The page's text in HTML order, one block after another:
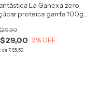
La Ganexa zero
proteica garrfa 100g
3% OFF
de R$5,53